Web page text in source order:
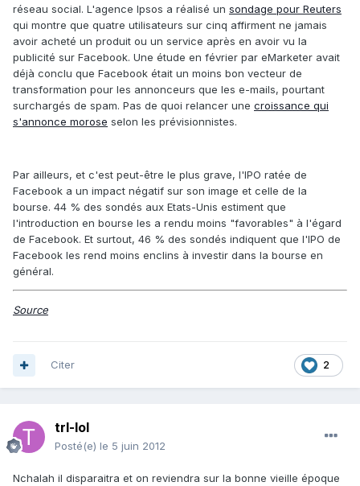
réseau social. L'agence Ipsos a réalisé un sondage pour Reuters
qui montre que quatre utilisateurs sur cinq affirment ne jamais
avoir acheté un produit ou un service après en avoir vu la
publicité sur Facebook. Une étude en février par eMarketer avait
déjà conclu que Facebook était un moins bon vecteur de
transformation pour les annonceurs que les e-mails, pourtant
surchargés de spam. Pas de quoi relancer une croissance qui
s'annonce morose selon les prévisionnistes.
Par ailleurs, et c'est peut-être le plus grave, l'IPO ratée de
Facebook a un impact négatif sur son image et celle de la
bourse. 44 % des sondés aux Etats-Unis estiment que
l'introduction en bourse les a rendu moins "favorables" à l'égard
de Facebook. Et surtout, 46 % des sondés indiquent que l'IPO de
Facebook les rend moins enclins à investir dans la bourse en
général.
Source
2
Citer
trl-lol
Posté(e) le 5 juin 2012
Nchalah il disparaitra et on reviendra sur la bonne vieille époque